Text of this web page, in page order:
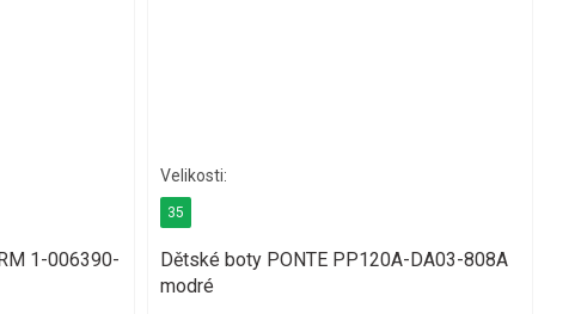
1-006390-
Dětské boty PONTE PP120A-DA03-808A
modré
35